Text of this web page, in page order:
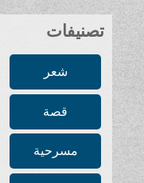
تصنيفات
شعر
قصة
مسرحية